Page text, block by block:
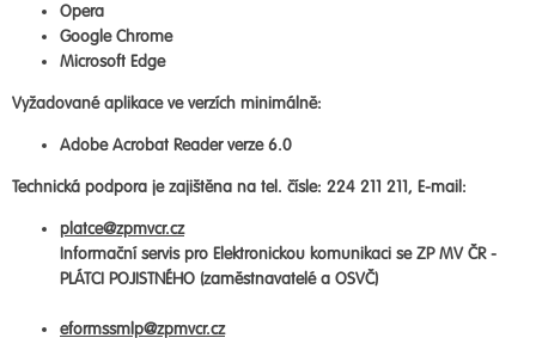
Opera
Google Chrome
Microsoft Edge
Vyžadované aplikace ve verzích minimálně:
Adobe Acrobat Reader verze 6.0
Technická podpora je zajištěna na tel. čísle: 224 211 211, E-mail:
platce@zpmvcr.cz
Informační servis pro Elektronickou komunikaci se ZP MV ČR -
PLÁTCI POJISTNÉHO (zaměstnavatelé a OSVČ)
eformssmlp@zpmvcr.cz